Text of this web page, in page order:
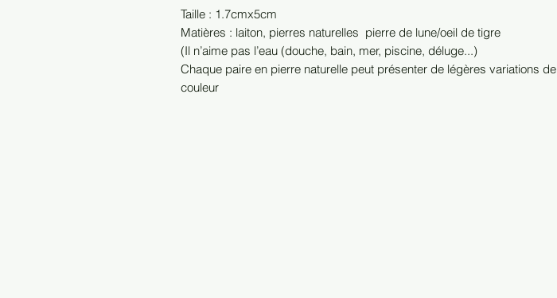
Taille : 1.7cmx5cm
Matières : laiton, pierres naturelles pierre de lune/oeil de tigre
(Il n’aime pas l’eau (douche, bain, mer, piscine, déluge...)
Chaque paire en pierre naturelle peut présenter de légères variations de
couleur